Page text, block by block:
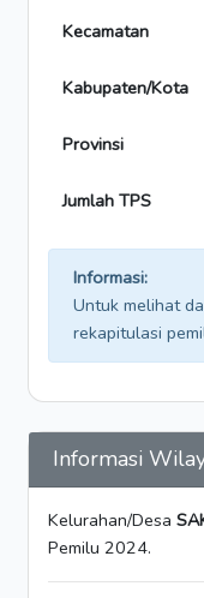
Kecamatan
Kabupaten/Kota
Provinsi
Jumlah TPS
Informasi:
Untuk melihat
rekapitulasi
Informasi
Kelurahan/Desa
Pemilu 2024.